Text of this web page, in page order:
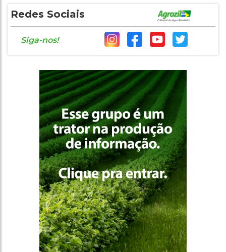
Redes Sociais
Siga-nos!